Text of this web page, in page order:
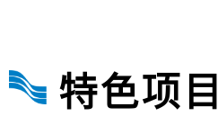
特色项目